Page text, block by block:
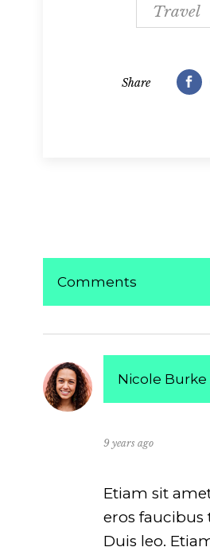
Travel
Share
Comments
Nicole Burke
9 years ago
Etiam sit
eros
Duis leo.